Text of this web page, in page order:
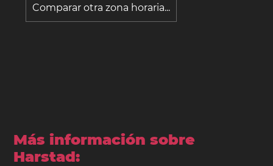
Comparar otra zona horaria...
Más información sobre
Harstad: